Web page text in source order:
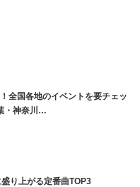
全国各地のイベントを要チェッ
・神奈川…
り上がる定番曲TOP3